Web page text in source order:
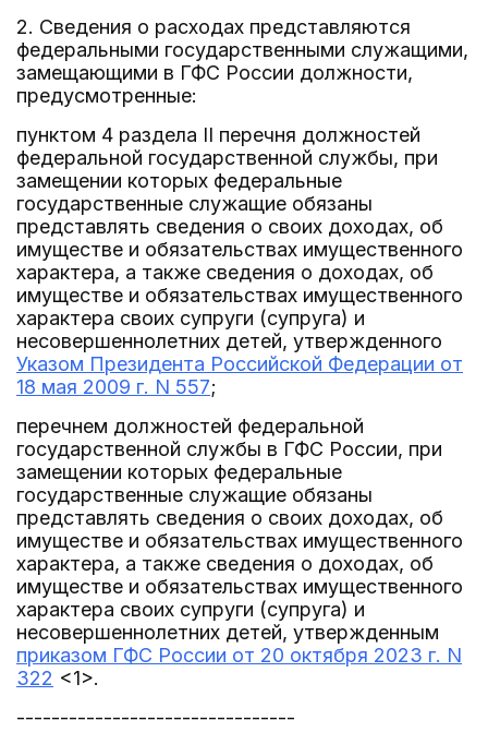
2. Сведения о расходах представляются
федеральными государственными служащими,
замещающими в ГФС России должности,
предусмотренные:
пунктом 4 раздела II перечня должностей
федеральной государственной службы, при
замещении которых федеральные
государственные служащие обязаны
представлять сведения о своих доходах, об
имуществе и обязательствах имущественного
характера, а также сведения о доходах, об
имуществе и обязательствах имущественного
характера своих супруги (супруга) и
несовершеннолетних детей, утвержденного
Указом Президента Российской Федерации от
18 мая 2009 г. N 557;
перечнем должностей федеральной
государственной службы в ГФС России, при
замещении которых федеральные
государственные служащие обязаны
представлять сведения о своих доходах, об
имуществе и обязательствах имущественного
характера, а также сведения о доходах, об
имуществе и обязательствах имущественного
характера своих супруги (супруга) и
несовершеннолетних детей, утвержденным
приказом ГФС России от 20 октября 2023 г. N
322 <1>.
--------------------------------